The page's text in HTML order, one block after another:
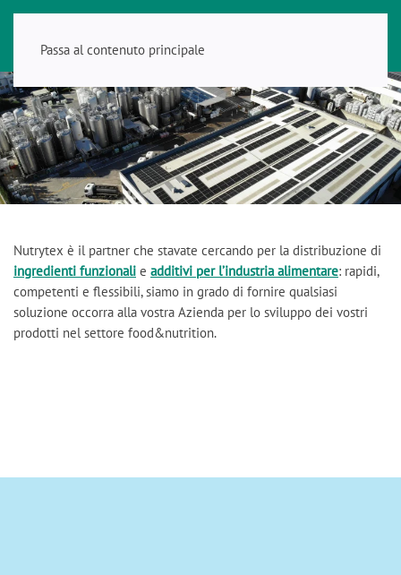
Passa al contenuto principale
Nutrytex è il partner che stavate cercando per la distribuzione di
ingredienti funzionali e additivi per l’industria alimentare: rapidi,
competenti e flessibili, siamo in grado di fornire qualsiasi
soluzione occorra alla vostra Azienda per lo sviluppo dei vostri
prodotti nel settore food&nutrition.